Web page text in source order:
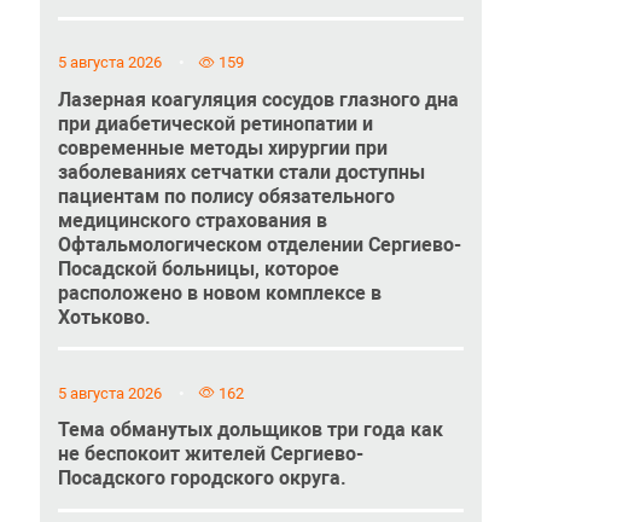
5 августа 2026 159
Лазерная коагуляция сосудов глазного дна
при диабетической ретинопатии и
современные методы хирургии при
заболеваниях сетчатки стали доступны
пациентам по полису обязательного
медицинского страхования в
Офтальмологическом отделении Сергиево-
Посадской больницы, которое
расположено в новом комплексе в
Хотьково.
5 августа 2026 162
Тема обманутых дольщиков три года как
не беспокоит жителей Сергиево-
Посадского городского округа.